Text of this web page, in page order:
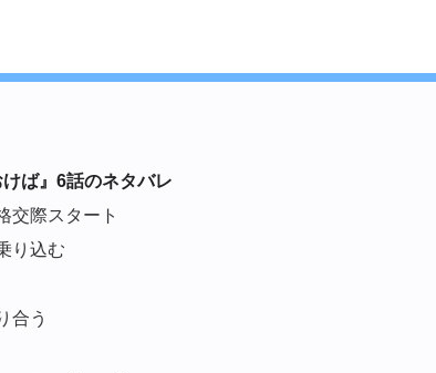
ば』6話のネタバレ
交際スタート
り込む
合う